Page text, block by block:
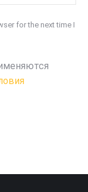
for the next time I